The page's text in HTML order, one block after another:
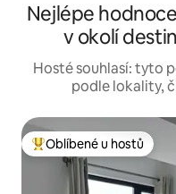
Nejlépe
v okolí
Hosté souhlasí: tyto
podle lokality,
Nejlepší v kategorii
Oblíbené u hostů